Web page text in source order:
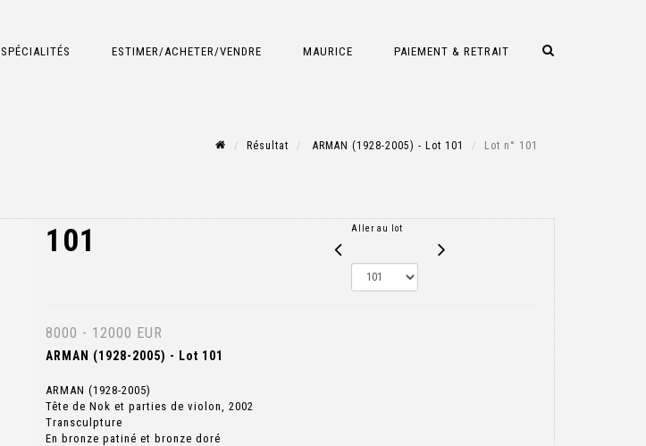
SPÉCIALITÉS ESTIMER/ACHETER/VENDRE MAURICE PAIEMENT & RETRAIT
Résultat ARMAN (1928-2005) - Lot 101 Lot n° 101
101 Aller au lot
8000 - 12000 EUR
ARMAN (1928-2005) - Lot 101
ARMAN (1928-2005)
Tête de Nok et parties de violon, 2002
Transculpture
En bronze patiné et bronze doré